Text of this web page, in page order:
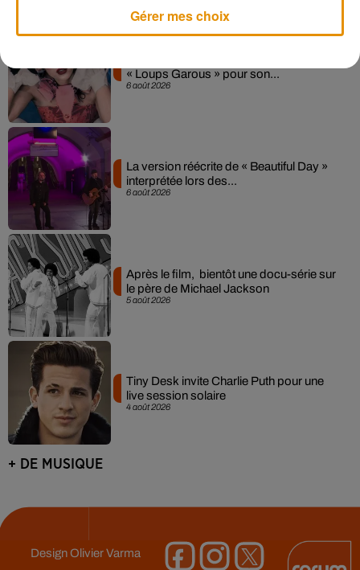
6 août 2026
« Loups Garous » pour son...
6 août 2026
La version réécrite de « Beautiful Day »
interprétée lors des...
5 août 2026
Après le film, bientôt une docu-série sur
le père de Michael Jackson
4 août 2026
Tiny Desk invite Charlie Puth pour une
live session solaire
+ DE MUSIQUE
DesignOlivier Varma
Gérer mes choix